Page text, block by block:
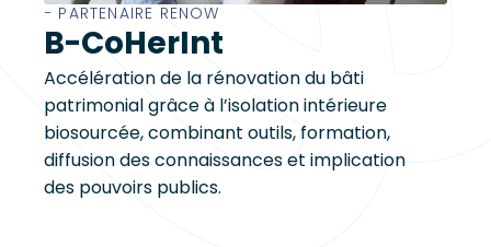
− PARTENAIRE RENOW
B-CoHerInt
Accélération de la rénovation du bâti
patrimonial grâce à l’isolation intérieure
biosourcée, combinant outils, formation,
diffusion des connaissances et implication
des pouvoirs publics.